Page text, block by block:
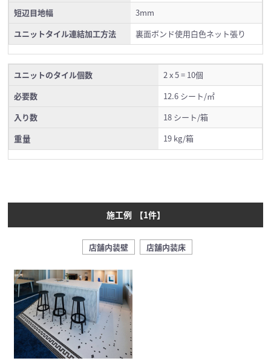
短辺目地幅
3mm
ユニットタイル連結加工方法
裏面ボンド使用白色ネット張り
ユニットのタイル個数
2 x 5 = 10個
必要数
12.6 シート/㎡
入り数
18 シート/箱
重量 19 kg/箱
施工例 【1件】
店舗内装壁 店舗内装床